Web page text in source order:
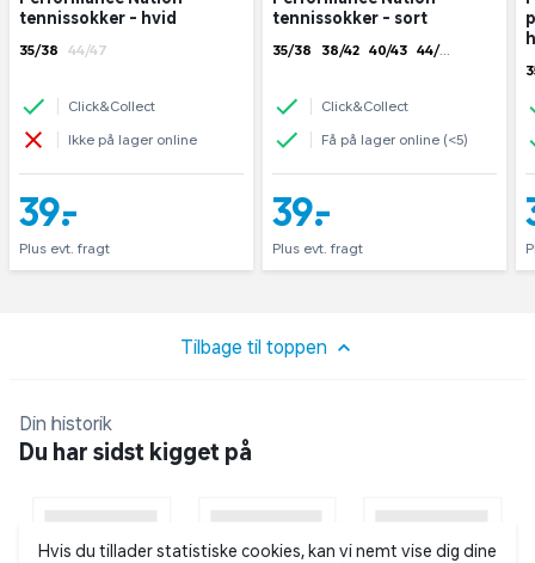
tennissokker - hvid
35/38 44/47
Click&Collect
Ikke på lager online
39,-
Plus evt. fragt
tennissokker - sort
35/38 38/42 40/43 44/4
Click&Collect
Få på lager online (<5)
39,-
Plus evt. fragt
Tilbage til toppen
Din historik
Du har sidst kigget på
Hvis du tillader statistiske cookies, kan vi nemt vise dig dine